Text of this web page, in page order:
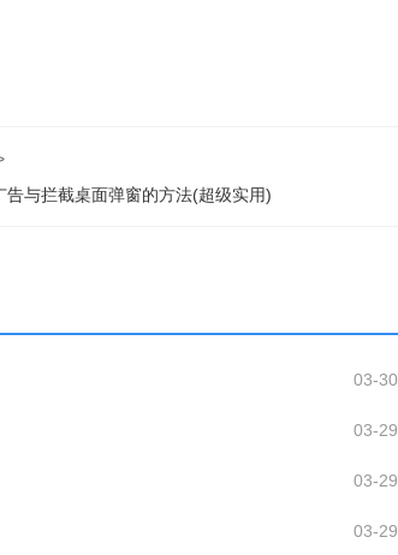
告与拦截桌面弹窗的方法(超级实用)
03-30
03-29
03-29
03-29